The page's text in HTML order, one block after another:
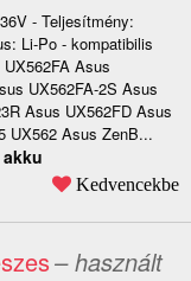
- Teljesítmény:
Li-Po - kompatibilis
Asus
UX562FA-2S Asus
Asus UX562FD Asus
UX562 Asus ZenB...
Kedvencekbe
– használt